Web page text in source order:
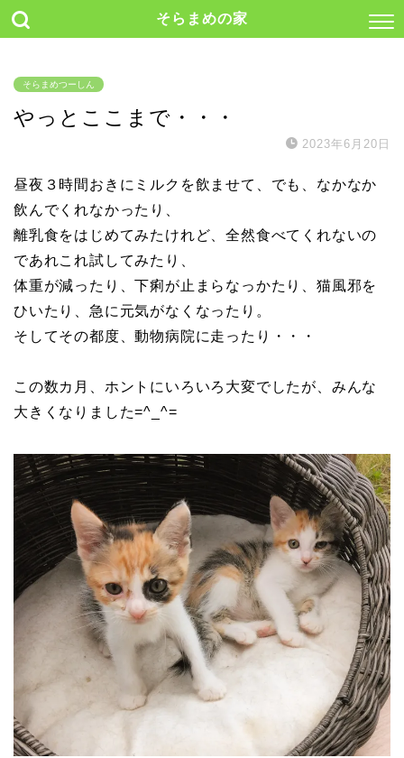
そらまめの家
そらまめつーしん
やっとここまで・・・
2023年6月20日
昼夜３時間おきにミルクを飲ませて、でも、なかなか
飲んでくれなかったり、
離乳食をはじめてみたけれど、全然食べてくれないの
であれこれ試してみたり、
体重が減ったり、下痢が止まらなっかたり、猫風邪を
ひいたり、急に元気がなくなったり。
そしてその都度、動物病院に走ったり・・・
この数カ月、ホントにいろいろ大変でしたが、みんな
大きくなりました=^_^=